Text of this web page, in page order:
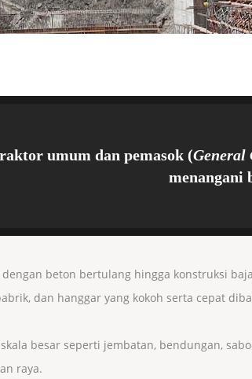
umum dan pemasok (General
menangani
beton bertulang hingga konstruksi
dan hanggar yang kokoh serta cepat
besar seperti jembatan, bendungan,
raya.